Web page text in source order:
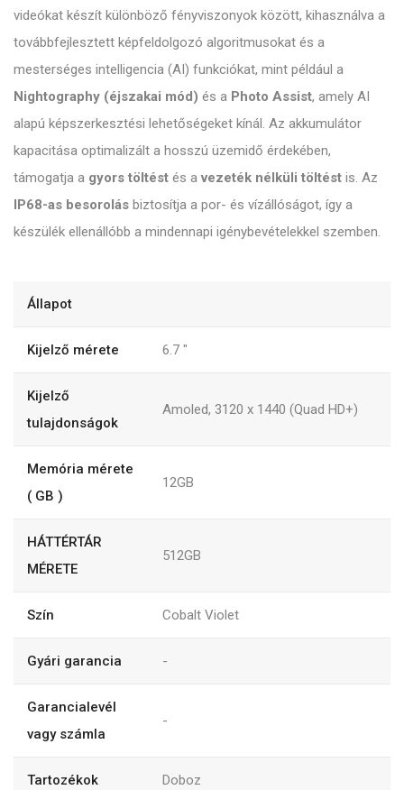
videókat készít különböző fényviszonyok között, kihasználva a
továbbfejlesztett képfeldolgozó algoritmusokat és a
mesterséges intelligencia (AI) funkciókat, mint például a
Nightography (éjszakai mód) és a Photo Assist, amely AI
alapú képszerkesztési lehetőségeket kínál. Az akkumulátor
kapacitása optimalizált a hosszú üzemidő érdekében,
támogatja a gyors töltést és a vezeték nélküli töltést is. Az
IP68-as besorolás biztosítja a por- és vízállóságot, így a
készülék ellenállóbb a mindennapi igénybevételekkel szemben.
Állapot
Kijelző mérete 6.7 "
Kijelző
tulajdonságok
Amoled, 3120 x 1440 (Quad HD+)
Memória mérete
( GB )
12GB
HÁTTÉRTÁR
MÉRETE
512GB
Szín Cobalt Violet
Gyári garancia -
Garancialevél
vagy számla
-
Tartozékok Doboz